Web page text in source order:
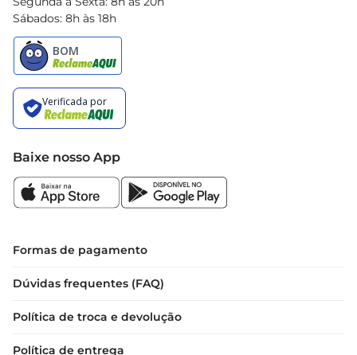
Sábados: 8h às 18h
Baixe nosso App
Formas de pagamento
Dúvidas frequentes (FAQ)
Política de troca e devolução
Política de entrega